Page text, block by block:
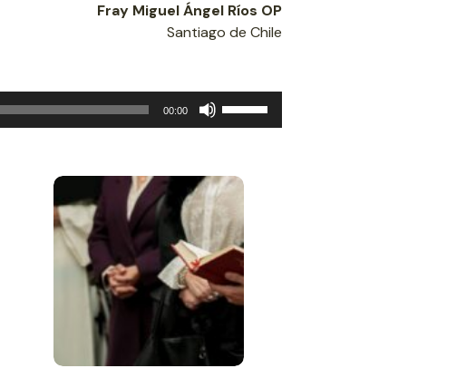
Fray Miguel Ángel Ríos OP
Santiago de Chile
00:00
flecha
para
aumentar
o
disminuir